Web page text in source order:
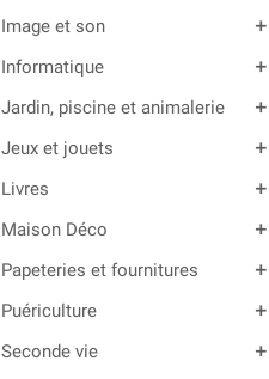
Image et son add
Informatique add
Jardin, piscine et animalerie add
Jeux et jouets add
Livres add
Maison Déco add
Papeteries et fournitures add
Puériculture add
Seconde vie add